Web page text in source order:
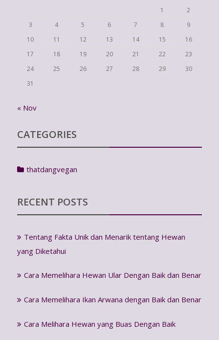
1
2
3
4 5 6 7 8
9
10
11 12 13 14 15
16
17
18 19 20 21 22
23
24
25 26 27 28 29
30
31
« Nov
CATEGORIES
thatdangvegan
RECENT POSTS
Tentang Fakta Unik dan Menarik tentang Hewan
yang Diketahui
Cara Memelihara Hewan Ular Dengan Baik dan Benar
Cara Memelihara Ikan Arwana dengan Baik dan Benar
Cara Melihara Hewan yang Buas Dengan Baik